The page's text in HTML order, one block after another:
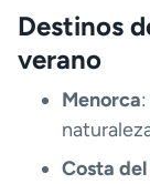
Destinos
verano
Menorca
Costa